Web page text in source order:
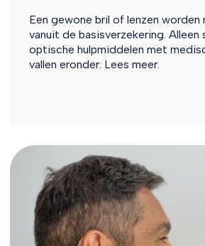
Een gewone bril of lenzen
vanuit de basisverzekering. Alleen
optische hulpmiddelen met
vallen eronder. Lees meer.